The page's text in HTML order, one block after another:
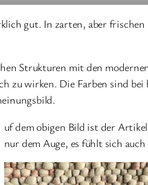
gut. In zarten, aber
Strukturen mit den
zu wirken. Die Farben sind
uf dem obigen Bild ist der
nur dem Auge, es fühlt sich